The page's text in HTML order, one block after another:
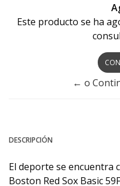
Este producto se ha
← o
DESCRIPCIÓN
El deporte se encuentra
Boston Red Sox Basic